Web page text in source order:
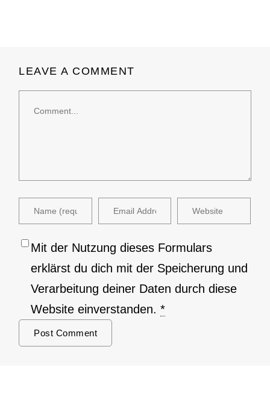
LEAVE A COMMENT
Mit der Nutzung dieses Formulars
erklärst du dich mit der Speicherung und
Verarbeitung deiner Daten durch diese
Website einverstanden.*